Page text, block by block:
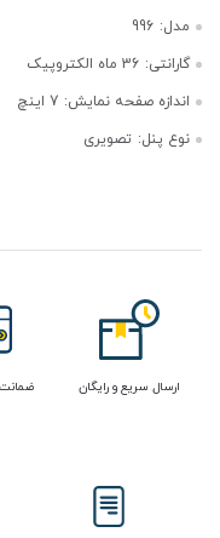
مدل: 996
گارانتی: 36 ماه الکتروپیک
اندازه صفحه نمایش: 7 اینچ
نوع پنل: تصویری
ارسال سریع و رایگان